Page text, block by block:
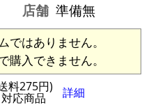
店舗 準備無
ではありません。
購入できません。
料275円)
対応商品 詳細